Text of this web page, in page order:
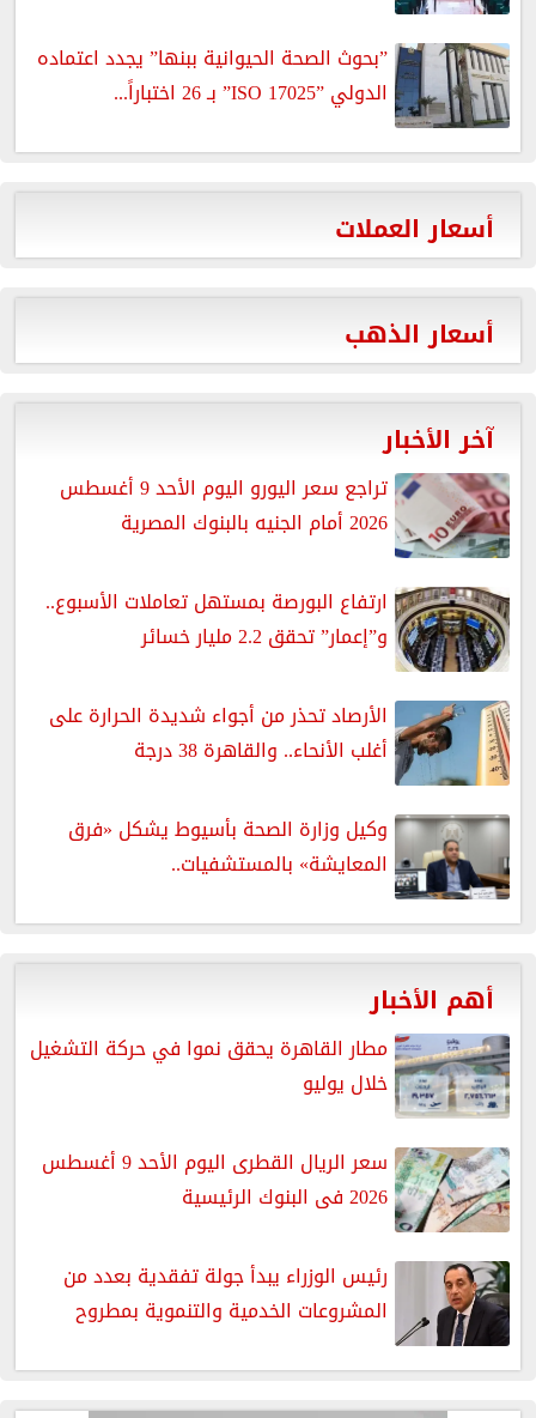
”بحوث الصحة الحيوانية ببنها” يجدد اعتماده
الدولي ”ISO 17025” بـ 26 اختباراً...
أسعار العملات
أسعار الذهب
آخر الأخبار
تراجع سعر اليورو اليوم الأحد 9 أغسطس
2026 أمام الجنيه بالبنوك المصرية
ارتفاع البورصة بمستهل تعاملات الأسبوع..
و”إعمار” تحقق 2.2 مليار خسائر
الأرصاد تحذر من أجواء شديدة الحرارة على
أغلب الأنحاء.. والقاهرة 38 درجة
وكيل وزارة الصحة بأسيوط يشكل «فرق
المعايشة» بالمستشفيات..
أهم الأخبار
مطار القاهرة يحقق نموا في حركة التشغيل
خلال يوليو
سعر الريال القطرى اليوم الأحد 9 أغسطس
2026 فى البنوك الرئيسية
رئيس الوزراء يبدأ جولة تفقدية بعدد من
المشروعات الخدمية والتنموية بمطروح